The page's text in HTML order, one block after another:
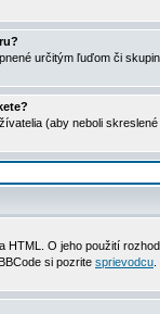
určitým ľuďom či
(aby neboli
HTML. O jeho použití
si pozrite sprievodcu